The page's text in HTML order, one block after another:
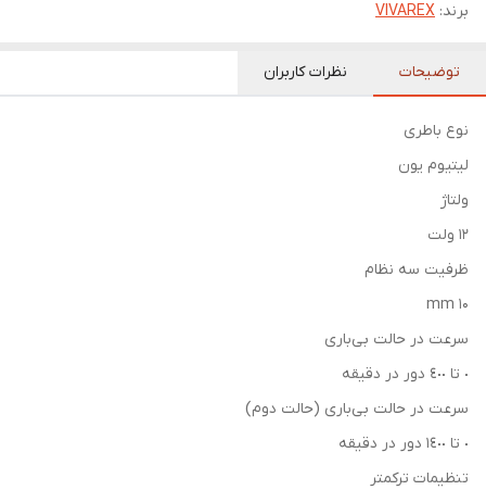
برند: VIVAREX
توضیحات نظرات کاربران
نوع باطری
لیتیوم یون
ولتاژ
١٢ ولت
ظرفیت سه نظام
10 mm
سرعت در حالت بی‌باری
٠ تا ٤٠٠ دور در دقیقه
سرعت در حالت بی‌باری (حالت دوم)
٠ تا ١٤٠٠ دور در دقیقه
تنظیمات ترکمتر